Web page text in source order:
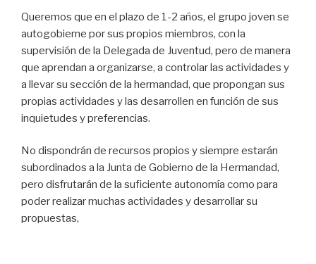
Queremos que en el plazo de 1-2 años, el grupo joven se
autogobierne por sus propios miembros, con la
supervisión de la Delegada de Juventud, pero de manera
que aprendan a organizarse, a controlar las actividades y
a llevar su sección de la hermandad, que propongan sus
propias actividades y las desarrollen en función de sus
inquietudes y preferencias.
No dispondrán de recursos propios y siempre estarán
subordinados a la Junta de Gobierno de la Hermandad,
pero disfrutarán de la suficiente autonomía como para
poder realizar muchas actividades y desarrollar su
propuestas,